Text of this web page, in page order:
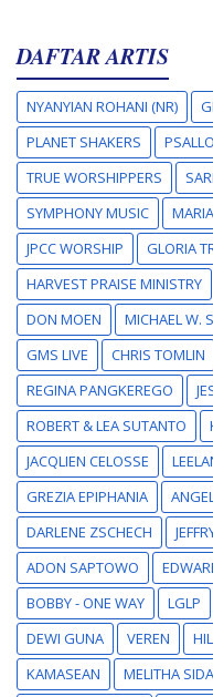
DAFTAR ARTIS
NYANYIAN ROHANI (NR)
PLANET SHAKERS
PSALLO
TRUE WORSHIPPERS
SYMPHONY MUSIC
JPCC WORSHIP
GLORIA
HARVEST PRAISE MINISTRY
DON MOEN
MICHAEL W.
GMS LIVE
CHRIS TOMLIN
REGINA PANGKEREGO
ROBERT & LEA SUTANTO
JACQLIEN CELOSSE
GREZIA EPIPHANIA
DARLENE ZSCHECH
ADON SAPTOWO
BOBBY - ONE WAY
LGLP
DEWI GUNA
VEREN
KAMASEAN
MELITHA